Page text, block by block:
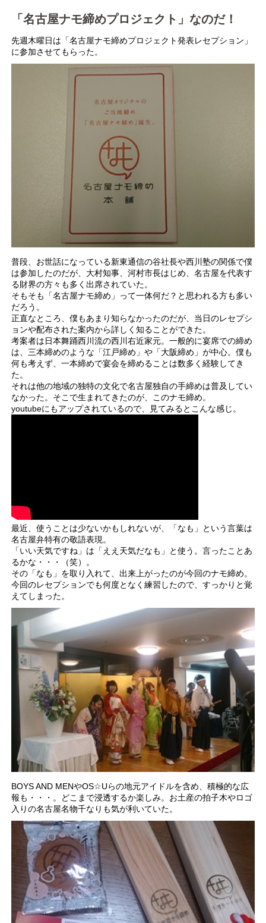
「名古屋ナモ締めプロジェクト」なのだ！
先週木曜日は「名古屋ナモ締めプロジェクト発表レセプション」
に参加させてもらった。
普段、お世話になっている新東通信の谷社長や西川塾の関係で僕
は参加したのだが、大村知事、河村市長はじめ、名古屋を代表す
る財界の方々も多く出席されていた。
そもそも「名古屋ナモ締め」って一体何だ？と思われる方も多い
だろう。
正直なところ、僕もあまり知らなかったのだが、当日のレセプシ
ョンや配布された案内から詳しく知ることができた。
考案者は日本舞踊西川流の西川右近家元。一般的に宴席での締め
は、三本締めのような「江戸締め」や「大阪締め」が中心。僕も
何も考えず、一本締めで宴会を締めることは数多く経験してき
た。
それは他の地域の独特の文化で名古屋独自の手締めは普及してい
なかった。そこで生まれてきたのが、このナモ締め。
youtubeにもアップされているので、見てみるとこんな感じ。
最近、使うことは少ないかもしれないが、「なも」という言葉は
名古屋弁特有の敬語表現。
「いい天気ですね」は「ええ天気だなも」と使う。言ったことあ
るかな・・・（笑）。
その「なも」を取り入れて、出来上がったのが今回のナモ締め。
今回のレセプションでも何度となく練習したので、すっかりと覚
えてしまった。
BOYS AND MENやOS☆Uらの地元アイドルを含め、積極的な広
報も・・・。どこまで浸透するか楽しみ。お土産の拍子木やロゴ
入りの名古屋名物千なりも気が利いていた。